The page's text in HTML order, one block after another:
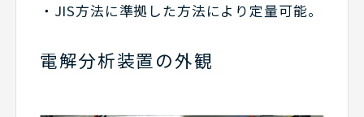
・JIS方法に準拠した方法により定量可能。
電解分析装置の外観